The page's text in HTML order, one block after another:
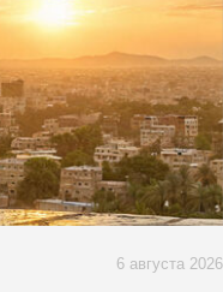
6 августа 2026